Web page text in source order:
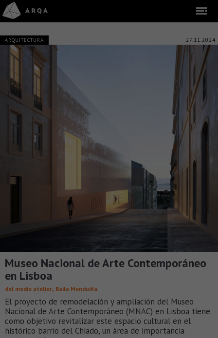
ARQUITECTURA 27.11.2024
Museo Nacional de Arte Contemporáneo
en Lisboa
del medio atelier, Baile Menduiña
El proyecto de remodelación y ampliación del Museo
Nacional de Arte Contemporáneo (MNAC) en Lisboa tiene
como objetivo revitalizar este espacio cultural en el
histórico barrio del Chiado, un área de importancia